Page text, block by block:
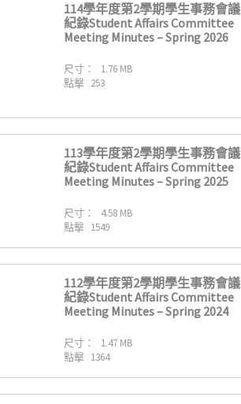
114學年度第2學期學生事務會議
紀錄Student Affairs Committee
Meeting Minutes – Spring 2026
尺寸：
1.76 MB
點擊 253
113學年度第2學期學生事務會議
紀錄Student Affairs Committee
Meeting Minutes – Spring 2025
尺寸：
4.58 MB
點擊 1549
112學年度第2學期學生事務會議
紀錄Student Affairs Committee
Meeting Minutes – Spring 2024
尺寸：
1.47 MB
點擊 1364